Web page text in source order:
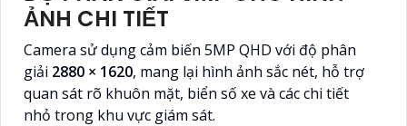
ẢNH CHI TIẾT
Camera sử dụng cảm biến 5MP QHD với độ phân
giải 2880 × 1620, mang lại hình ảnh sắc nét, hỗ trợ
quan sát rõ khuôn mặt, biển số xe và các chi tiết
nhỏ trong khu vực giám sát.